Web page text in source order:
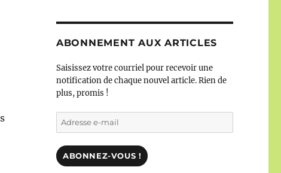
ABONNEMENT AUX ARTICLES
Saisissez votre courriel pour recevoir une
notification de chaque nouvel article. Rien de
plus, promis !
Adresse
e-
ABONNEZ-VOUS !